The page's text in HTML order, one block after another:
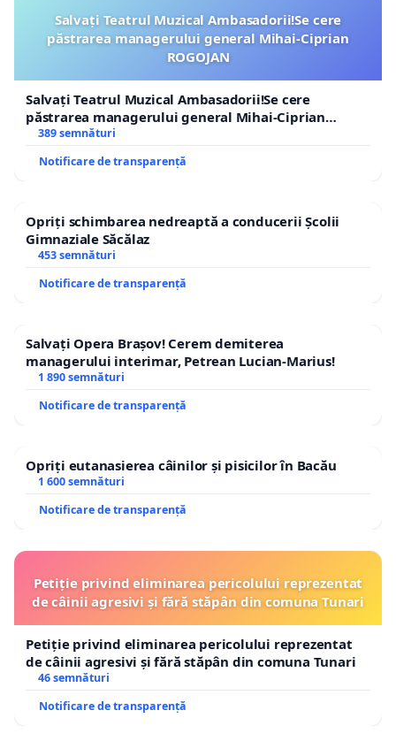
Salvați Teatrul Muzical Ambasadorii!Se cere
păstrarea managerului general Mihai-Ciprian
ROGOJAN
Salvați Teatrul Muzical Ambasadorii!Se cere
păstrarea managerului general Mihai-Ciprian
ROGOJAN
389 semnături
Notificare de transparență
Opriți schimbarea nedreaptă a conducerii Școlii
Gimnaziale Săcălaz
453 semnături
Notificare de transparență
Salvați Opera Brașov! Cerem demiterea
managerului interimar, Petrean Lucian-Marius!
1 890 semnături
Notificare de transparență
Opriți eutanasierea câinilor și pisicilor în Bacău
1 600 semnături
Notificare de transparență
Petiție privind eliminarea pericolului reprezentat
de câinii agresivi și fără stăpân din comuna Tunari
Petiție privind eliminarea pericolului reprezentat
de câinii agresivi și fără stăpân din comuna Tunari
46 semnături
Notificare de transparență